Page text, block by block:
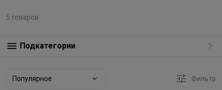
5 товаров
Подкатегории
Популярное Фильтр